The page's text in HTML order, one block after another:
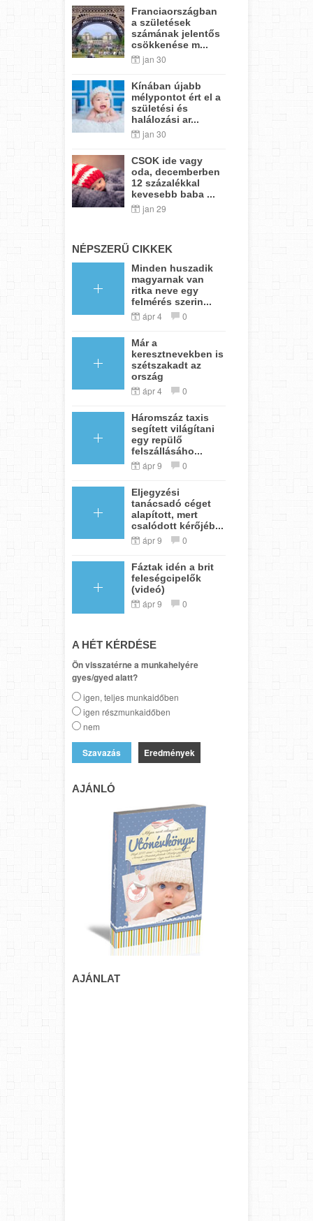
Franciaországban
a születések
számának jelentős
csökkenése m...
jan 30
Kínában újabb
mélypontot ért el a
születési és
halálozási ar...
jan 30
CSOK ide vagy
oda, decemberben
12 százalékkal
kevesebb baba ...
jan 29
NÉPSZERŰ CIKKEK
Minden huszadik
magyarnak van
ritka neve egy
felmérés szerin...
ápr 4 0
Már a
keresztnevekben is
szétszakadt az
ország
ápr 4 0
Háromszáz taxis
segített világítani
egy repülő
felszállásáho...
ápr 9 0
Eljegyzési
tanácsadó céget
alapított, mert
csalódott kérőjéb...
ápr 9 0
Fáztak idén a brit
feleségcipelők
(videó)
ápr 9 0
A HÉT KÉRDÉSE
Ön visszatérne a munkahelyére
gyes/gyed alatt?
igen, teljes munkaidőben
igen részmunkaidőben
nem
Eredmények
AJÁNLÓ
AJÁNLAT